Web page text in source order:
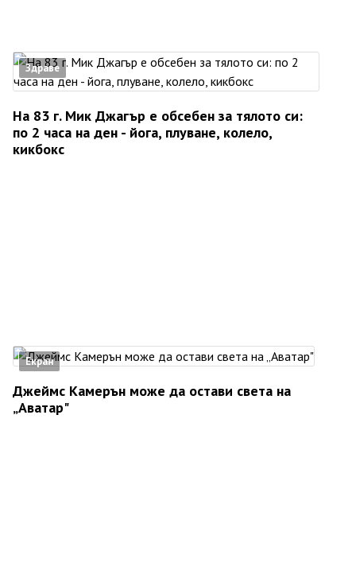
Здраве
На 83 г. Мик Джагър е обсебен за тялото си:
по 2 часа на ден - йога, плуване, колело,
кикбокс
Екран
Джеймс Камерън може да остави света на
„Аватар"